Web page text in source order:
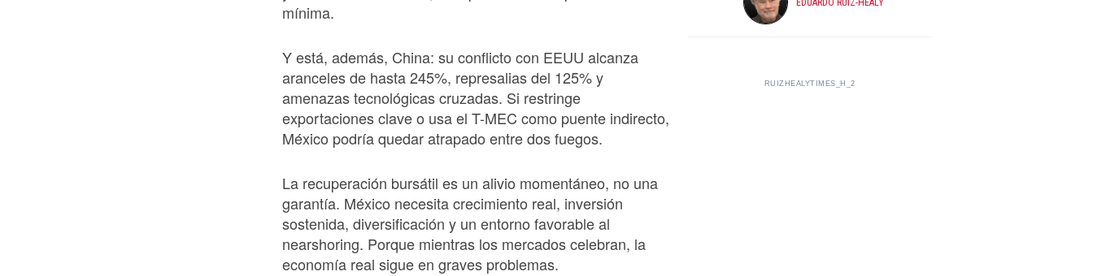
mínima.
Y está, además, China: su conflicto con EEUU alcanza
aranceles de hasta 245%, represalias del 125% y
amenazas tecnológicas cruzadas. Si restringe
exportaciones clave o usa el T-MEC como puente indirecto,
México podría quedar atrapado entre dos fuegos.
La recuperación bursátil es un alivio momentáneo, no una
garantía. México necesita crecimiento real, inversión
sostenida, diversificación y un entorno favorable al
nearshoring. Porque mientras los mercados celebran, la
economía real sigue en graves problemas.
EDUARDO RUIZ-HEALY
RUIZHEALYTIMES_H_2